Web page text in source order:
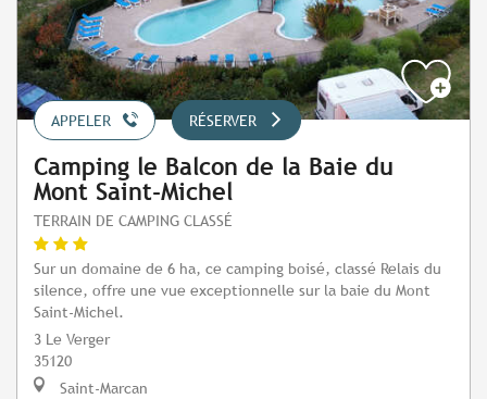
APPELER RÉSERVER
Camping le Balcon de la Baie du
Mont Saint-Michel
TERRAIN DE CAMPING CLASSÉ
Sur un domaine de 6 ha, ce camping boisé, classé Relais du
silence, offre une vue exceptionnelle sur la baie du Mont
Saint-Michel.
3 Le Verger
35120
Saint-Marcan